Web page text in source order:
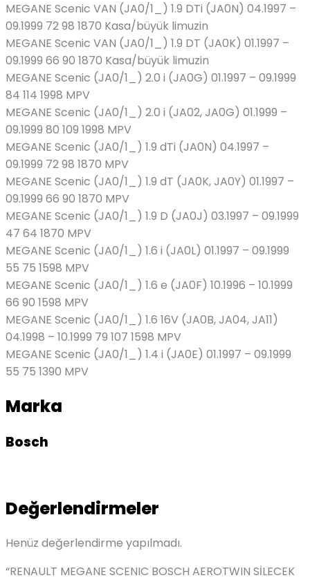
MEGANE Scenic VAN (JA0/1_) 1.9 DTi (JA0N) 04.1997 –
09.1999 72 98 1870 Kasa/büyük limuzin
MEGANE Scenic VAN (JA0/1_) 1.9 DT (JA0K) 01.1997 –
09.1999 66 90 1870 Kasa/büyük limuzin
MEGANE Scenic (JA0/1_) 2.0 i (JA0G) 01.1997 – 09.1999
84 114 1998 MPV
MEGANE Scenic (JA0/1_) 2.0 i (JA02, JA0G) 01.1999 –
09.1999 80 109 1998 MPV
MEGANE Scenic (JA0/1_) 1.9 dTi (JA0N) 04.1997 –
09.1999 72 98 1870 MPV
MEGANE Scenic (JA0/1_) 1.9 dT (JA0K, JA0Y) 01.1997 –
09.1999 66 90 1870 MPV
MEGANE Scenic (JA0/1_) 1.9 D (JA0J) 03.1997 – 09.1999
47 64 1870 MPV
MEGANE Scenic (JA0/1_) 1.6 i (JA0L) 01.1997 – 09.1999
55 75 1598 MPV
MEGANE Scenic (JA0/1_) 1.6 e (JA0F) 10.1996 – 10.1999
66 90 1598 MPV
MEGANE Scenic (JA0/1_) 1.6 16V (JA0B, JA04, JA11)
04.1998 – 10.1999 79 107 1598 MPV
MEGANE Scenic (JA0/1_) 1.4 i (JA0E) 01.1997 – 09.1999
55 75 1390 MPV
Marka
Bosch
Değerlendirmeler
Henüz değerlendirme yapılmadı.
“RENAULT MEGANE SCENIC BOSCH AEROTWIN SİLECEK